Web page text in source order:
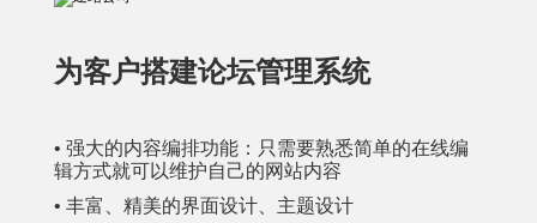
为客户搭建论坛管理系统
• 强大的内容编排功能：只需要熟悉简单的在线编
辑方式就可以维护自己的网站内容
• 丰富、精美的界面设计、主题设计